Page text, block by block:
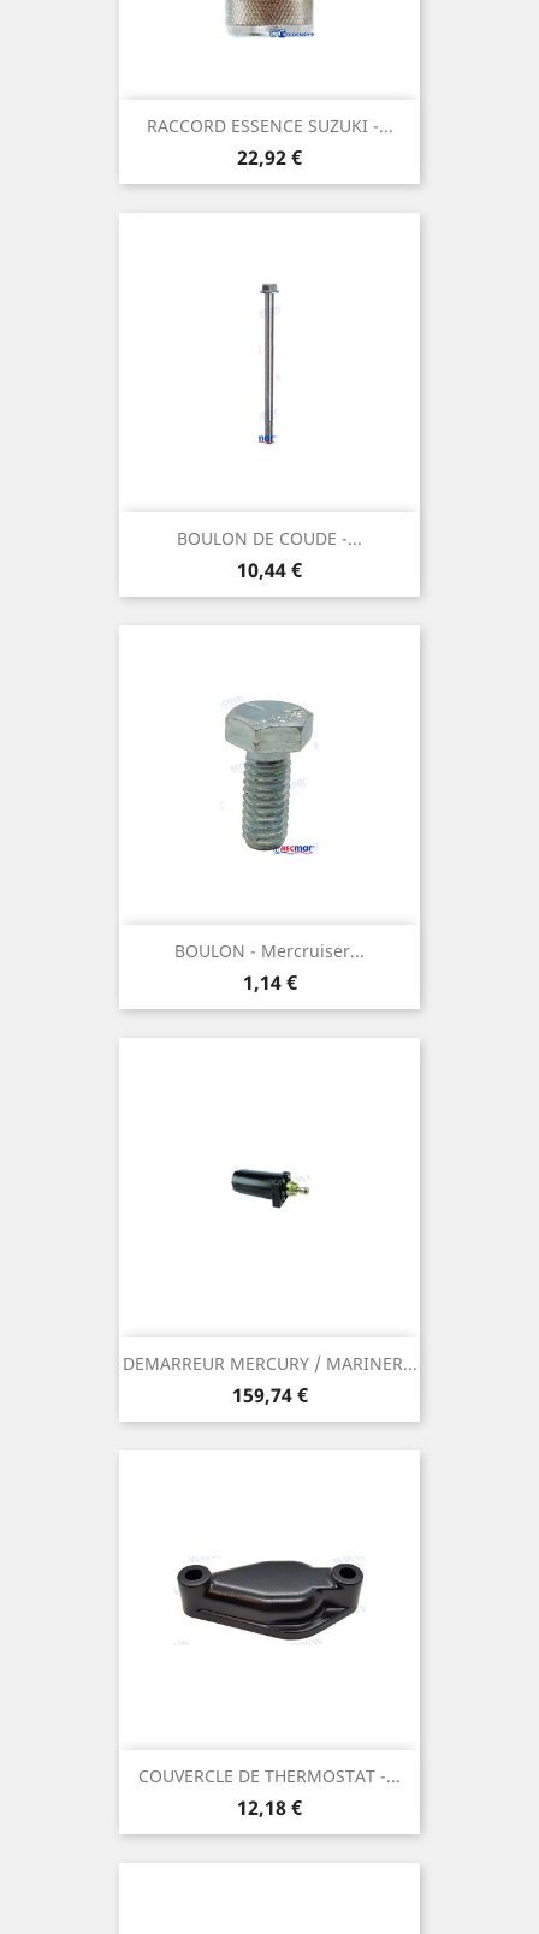
RACCORD ESSENCE SUZUKI -...
Prix
22,92 €
BOULON DE COUDE -...
Prix
10,44 €
BOULON - Mercruiser...
Prix
1,14 €
DEMARREUR MERCURY / MARINER...
Prix
159,74 €
COUVERCLE DE THERMOSTAT -...
Prix
12,18 €